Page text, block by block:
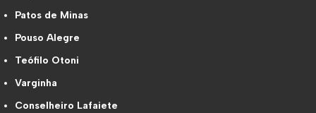
Patos de Minas
Pouso Alegre
Teófilo Otoni
Varginha
Conselheiro Lafaiete